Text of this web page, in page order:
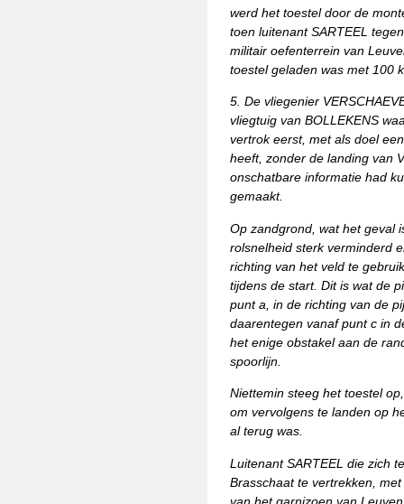
werd het toestel door de
toen luitenant SARTEEL
militair oefenterrein van
toestel geladen was met 100
5. De vliegenier
vliegtuig van BOLLEKENS
vertrok eerst, met als doel
heeft, zonder de landing van
onschatbare informatie had
gemaakt.
Op zandgrond, wat het geval
rolsnelheid sterk verminderd
richting van het veld te
tijdens de start. Dit is wat de
punt a, in de richting van de
daarentegen vanaf punt c in
het enige obstakel aan de
spoorlijn.
Niettemin steeg het toestel
om vervolgens te landen op
al terug was.
Luitenant SARTEEL die zich
Brasschaat te vertrekken,